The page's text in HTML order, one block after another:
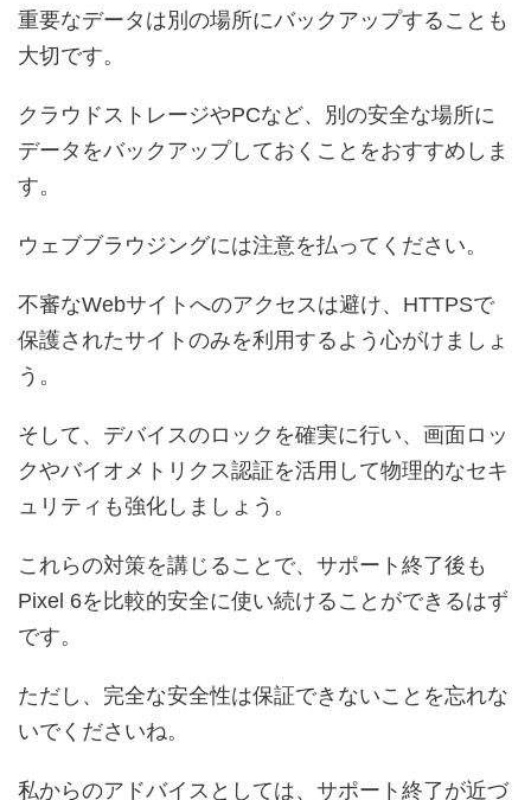
重要なデータは別の場所にバックアップすることも
大切です。
クラウドストレージやPCなど、別の安全な場所に
データをバックアップしておくことをおすすめしま
す。
ウェブブラウジングには注意を払ってください。
不審なWebサイトへのアクセスは避け、HTTPSで
保護されたサイトのみを利用するよう心がけましょ
う。
そして、デバイスのロックを確実に行い、画面ロッ
クやバイオメトリクス認証を活用して物理的なセキ
ュリティも強化しましょう。
これらの対策を講じることで、サポート終了後も
Pixel 6を比較的安全に使い続けることができるはず
です。
ただし、完全な安全性は保証できないことを忘れな
いでくださいね。
私からのアドバイスとしては、サポート終了が近づ